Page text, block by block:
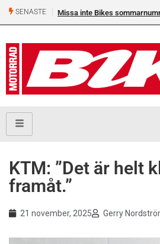
SENASTE Missa inte Bikes
KTM: ”Det är helt
framåt.”
21 november, 2025 Gerry